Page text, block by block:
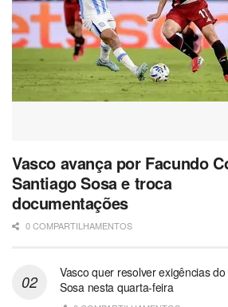
Vasco avança por Facundo
Santiago Sosa e troca
documentações
0 COMPARTILHAMENTOS
Vasco quer resolver exigências
Sosa nesta quarta-feira